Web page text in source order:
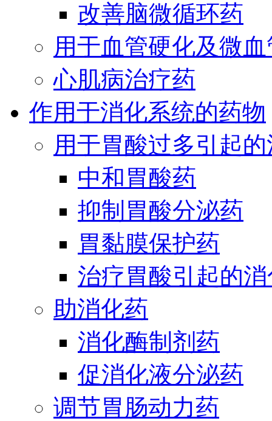
改善脑微循环药
用于血管硬化及微
心肌病治疗药
作用于消化系统的药物
用于胃酸过多引起
中和胃酸药
抑制胃酸分泌药
胃黏膜保护药
治疗胃酸引起的
助消化药
消化酶制剂药
促消化液分泌药
调节胃肠动力药